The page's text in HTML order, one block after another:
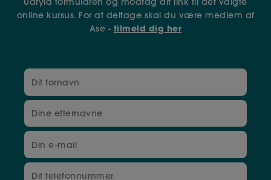
online kursus. For at deltage skal du være medlem af
Ase - tilmeld dig her